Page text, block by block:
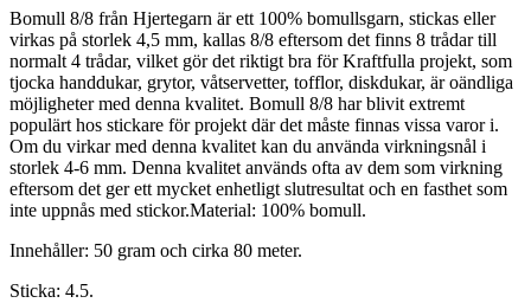
Bomull 8/8 från Hjertegarn är ett 100% bomullsgarn, stickas eller
virkas på storlek 4,5 mm, kallas 8/8 eftersom det finns 8 trådar till
normalt 4 trådar, vilket gör det riktigt bra för Kraftfulla projekt, som
tjocka handdukar, grytor, våtservetter, tofflor, diskdukar, är oändliga
möjligheter med denna kvalitet. Bomull 8/8 har blivit extremt
populärt hos stickare för projekt där det måste finnas vissa varor i.
Om du virkar med denna kvalitet kan du använda virkningsnål i
storlek 4-6 mm. Denna kvalitet används ofta av dem som virkning
eftersom det ger ett mycket enhetligt slutresultat och en fasthet som
inte uppnås med stickor.Material: 100% bomull.
Innehåller: 50 gram och cirka 80 meter.
Sticka: 4.5.